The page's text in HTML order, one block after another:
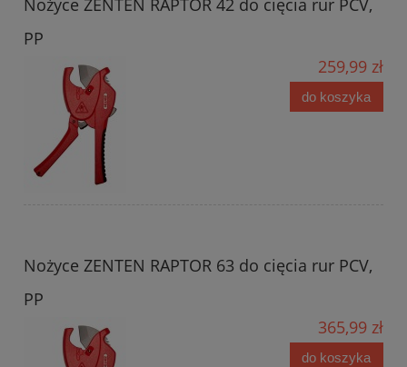
Nożyce ZENTEN RAPTOR 42 do cięcia rur PCV,
PP
259,99 zł
do koszyka
Nożyce ZENTEN RAPTOR 63 do cięcia rur PCV,
PP
365,99 zł
do koszyka